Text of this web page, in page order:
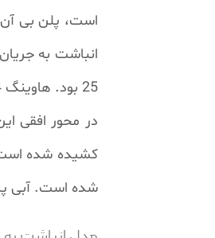
25 بود. هاوینگ 2024 این عدد را به 113می رساند و می بینیم که این عدد از رقم بدست آمده برای طلا نیز بالاتر خواهد رفت.
در محور افقی
شده است. آبی